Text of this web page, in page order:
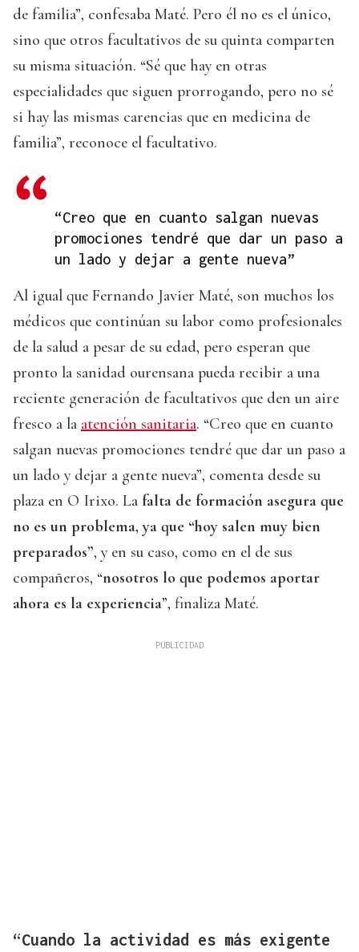
de familia”, confesaba Maté. Pero él no es el único,
sino que otros facultativos de su quinta comparten
su misma situación. “Sé que hay en otras
especialidades que siguen prorrogando, pero no sé
si hay las mismas carencias que en medicina de
familia”, reconoce el facultativo.
“Creo que en cuanto salgan nuevas
promociones tendré que dar un paso a
un lado y dejar a gente nueva”
Al igual que Fernando Javier Maté, son muchos los
médicos que continúan su labor como profesionales
de la salud a pesar de su edad, pero esperan que
pronto la sanidad ourensana pueda recibir a una
reciente generación de facultativos que den un aire
fresco a la atención sanitaria. “Creo que en cuanto
salgan nuevas promociones tendré que dar un paso a
un lado y dejar a gente nueva”, comenta desde su
plaza en O Irixo. La falta de formación asegura que
no es un problema, ya que “hoy salen muy bien
preparados”, y en su caso, como en el de sus
compañeros, “nosotros lo que podemos aportar
ahora es la experiencia”, finaliza Maté.
“Cuando la actividad es más exigente